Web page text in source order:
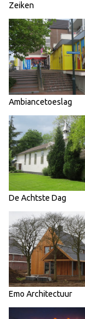
Zeiken
Ambiancetoeslag
De Achtste Dag
Emo Architectuur